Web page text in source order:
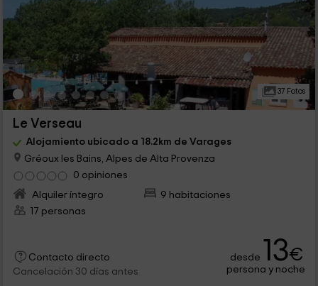
37 Fotos
Le Verseau
Alojamiento ubicado a 18.2km de Varages
Gréoux les Bains, Alpes de Alta Provenza
0 opiniones
Alquiler íntegro
9 habitaciones
17 personas
Contacto directo
Cancelación 30 días antes
desde 13€
persona y noche